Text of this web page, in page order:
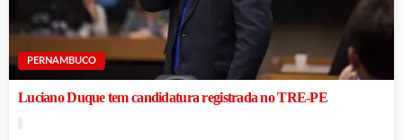
PERNAMBUCO
Luciano Duque tem candidatura registrada no TRE-PE